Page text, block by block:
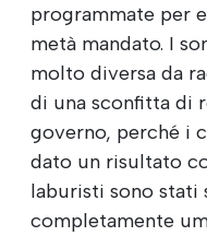
programmate per
metà mandato. I
molto diversa da
di una sconfitta di
governo, perché i
dato un risultato
laburisti sono
completamente